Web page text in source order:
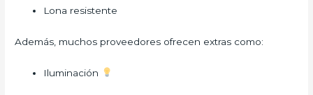
Lona resistente
Además, muchos proveedores ofrecen extras como:
Iluminación